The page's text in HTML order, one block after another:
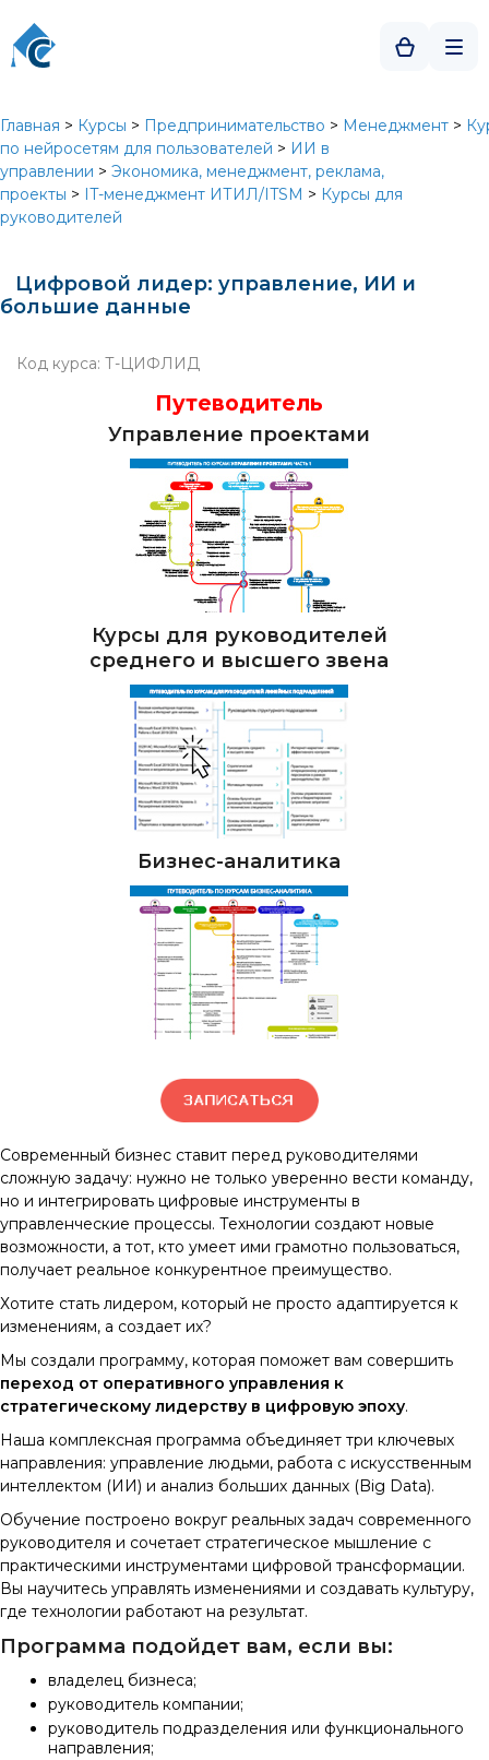
Главная > Курсы > Предпринимательство > Менеджмент >
по нейросетям для пользователей > ИИ в
управлении > Экономика, менеджмент, реклама,
проекты > IT-менеджмент ИТИЛ/ITSM > Курсы для
руководителей
Цифровой лидер: управление, ИИ и
большие данные
Код курса: Т-ЦИФЛИД
Путеводитель
Управление проектами
Курсы для руководителей
среднего и высшего звена
Бизнес-аналитика
Современный бизнес ставит перед руководителями
сложную задачу: нужно не только уверенно вести команду,
но и интегрировать цифровые инструменты в
управленческие процессы. Технологии создают новые
возможности, а тот, кто умеет ими грамотно пользоваться,
получает реальное конкурентное преимущество.
Хотите стать лидером, который не просто адаптируется к
изменениям, а создает их?
Мы создали программу, которая поможет вам совершить
переход от оперативного управления к
стратегическому лидерству в цифровую эпоху.
Наша комплексная программа объединяет три ключевых
направления: управление людьми, работа с искусственным
интеллектом (ИИ) и анализ больших данных (Big Data).
Обучение построено вокруг реальных задач современного
руководителя и сочетает стратегическое мышление с
практическими инструментами цифровой трансформации.
Вы научитесь управлять изменениями и создавать культуру,
где технологии работают на результат.
Программа подойдет вам, если вы:
владелец бизнеса;
руководитель компании;
руководитель подразделения или функционального
направления;